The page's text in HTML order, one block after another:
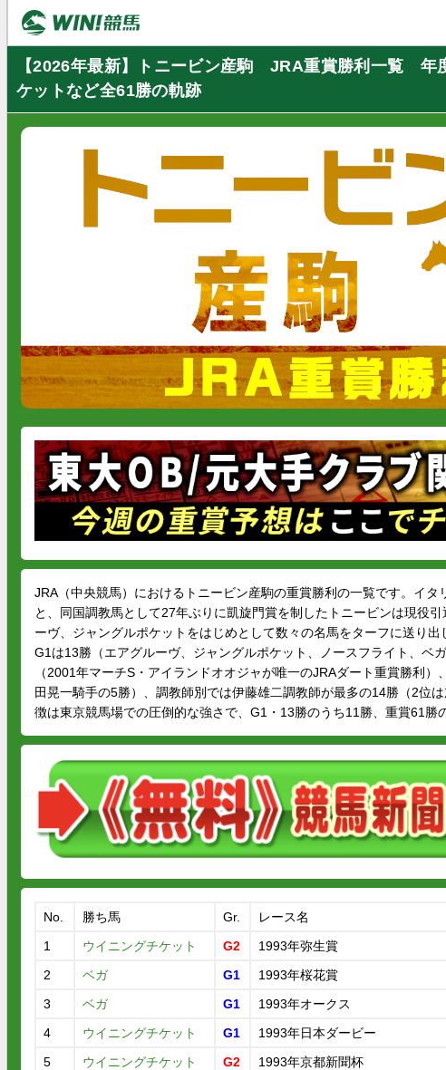
【2026年最新】トニービン産駒 JRA重賞勝利一覧 年
ケットなど全61勝の軌跡
JRA（中央競馬）におけるトニービン産駒の重賞勝利の一覧です。イ
と、同国調教馬として27年ぶりに凱旋門賞を制したトニービンは現役
ーヴ、ジャングルポケットをはじめとして数々の名馬をターフに送り
G1は13勝（エアグルーヴ、ジャングルポケット、ノースフライト、ベ
（2001年マーチS・アイランドオオジャが唯一のJRAダート重賞勝利
田晃一騎手の5勝）、調教師別では伊藤雄二調教師が最多の14勝（2位
徴は東京競馬場での圧倒的な強さで、G1・13勝のうち11勝、重賞61勝
No. 勝ち馬 Gr. レース名
1
ウイニングチケット G2 1993年弥生賞
2
ベガ G1 1993年桜花賞
3
ベガ G1 1993年オークス
4
ウイニングチケット G1 1993年日本ダービー
5
ウイニングチケット G2 1993年京都新聞杯